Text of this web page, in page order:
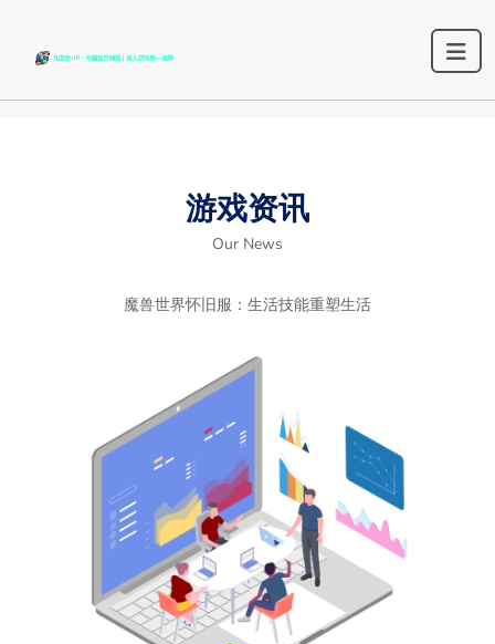
游戏资讯
Our News
魔兽世界怀旧服：生活技能重塑生活